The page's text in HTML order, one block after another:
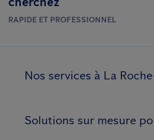
RAPIDE ET PROFESSIONNEL
Nos services à La
Solutions sur mesure